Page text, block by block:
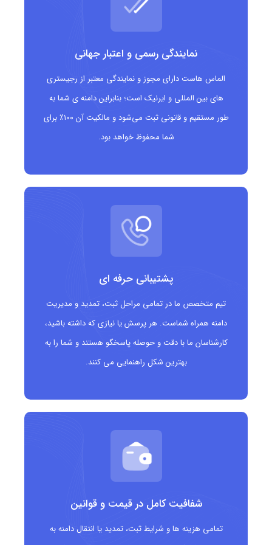
نمایش واضح نوع شرکت (شرکت مسئولیت محدود) در
ایجاد هویت رسمی و قانونی برای کسب وکارها و شرکت
افزایش اعتماد مشتریان و شرکای تجاری به برند
مناسب برای شرکت های کوچک و متوسط با ساختار
قابلیت ثبت دامنه های کوتاه، مرتبط و به یادماندنی
محافظت از برند در فضای دیجیتال با قابلیت های
دامنه .srl مناسب چه کسانی است؟
شرکت های مسئولیت محدود در ایتالیا و کشورهای
مشخص
استارتاپ ها و شرکت های نوپا با نیاز به هویت قانونی
دفاتر حقوقی و مشاوران کسب وکار
شرکت هایی که قصد دارند هویت حرفه ای و رسمی خود
را در فضای آنلاین تقویت کنند
نمایندگی رسمی و اعتبار جهانی
الماس هاست دارای مجوز و نمایندگی معتبر از رجیستری
های بین المللی و ایرنیک است؛ بنابراین دامنه ی شما به
طور مستقیم و قانونی ثبت می‌شود و مالکیت آن ۱۰۰٪ برای
شما محفوظ خواهد بود.
پشتیبانی حرفه ای
تیم متخصص ما در تمامی مراحل ثبت، تمدید و مدیریت
دامنه همراه شماست. هر پرسش یا نیازی که داشته باشید،
کارشناسان ما با دقت و حوصله پاسخگو هستند و شما را به
بهترین شکل راهنمایی می کنند.
شفافیت کامل در قیمت و قوانین
تمامی هزینه ها و شرایط ثبت، تمدید یا انتقال دامنه به